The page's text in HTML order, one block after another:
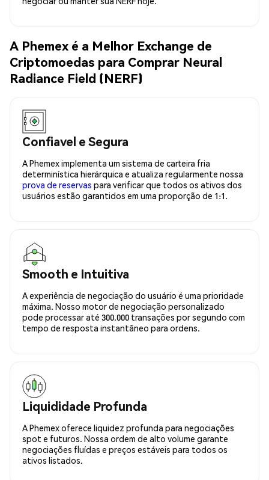
A Phemex é a Melhor Exchange de
Criptomoedas para Comprar Neural
Radiance Field (NERF)
Confiavel e Segura
A Phemex implementa um sistema de carteira fria
determinística hierárquica e atualiza regularmente nossa
prova de reservas para verificar que todos os ativos dos
usuários estão garantidos em uma proporção de 1:1.
Smooth e Intuitiva
A experiência de negociação do usuário é uma prioridade
máxima. Nosso motor de negociação personalizado
pode processar até 300.000 transações por segundo com
tempo de resposta instantâneo para ordens.
Liquididade Profunda
A Phemex oferece liquidez profunda para negociações
spot e futuros. Nossa ordem de alto volume garante
negociações fluídas e preços estáveis para todos os
ativos listados.